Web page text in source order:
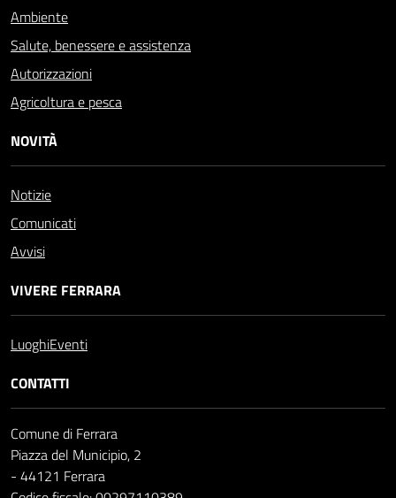
Ambiente
Salute, benessere e assistenza
Autorizzazioni
Agricoltura e pesca
NOVITÀ
Notizie
Comunicati
Avvisi
VIVERE FERRARA
LuoghiEventi
CONTATTI
Comune di Ferrara
Piazza del Municipio, 2
- 44121 Ferrara